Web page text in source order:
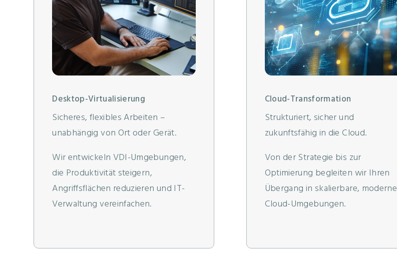
Desktop-Virtualisierung
Sicheres, flexibles Arbeiten –
unabhängig von Ort oder Gerät.
Wir entwickeln VDI-Umgebungen,
die Produktivität steigern,
Angriffsflächen reduzieren und IT-
Verwaltung vereinfachen.
Cloud-Transformation
Strukturiert, sicher und
zukunftsfähig in die Cloud.
Von der Strategie bis zur
Optimierung begleiten wir Ihren
Übergang in skalierbare, moderne
Cloud-Umgebungen.